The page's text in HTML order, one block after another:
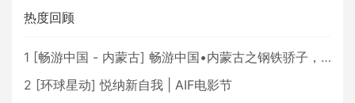
热度回顾
1 [畅游中国 - 内蒙古] 畅游中国•内蒙古之钢铁骄子，魅力包头
2 [环球星动] 悦纳新自我 | AIF电影节